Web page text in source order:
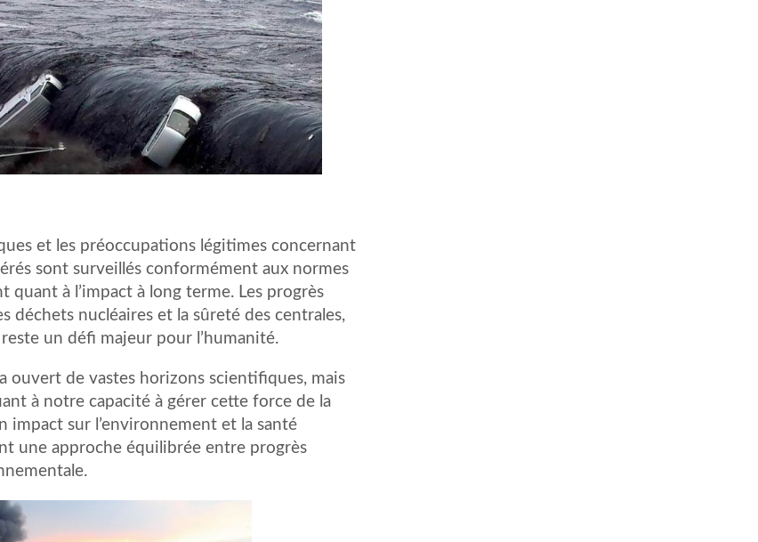
et les préoccupations légitimes concernant
sont surveillés conformément aux normes
à l’impact à long terme. Les progrès
déchets nucléaires et la sûreté des centrales,
un défi majeur pour l’humanité.
ouvert de vastes horizons scientifiques, mais
à notre capacité à gérer cette force de la
impact sur l’environnement et la santé
une approche équilibrée entre progrès